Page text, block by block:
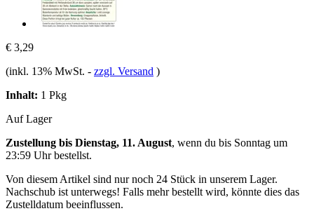
€ 3,29
(inkl. 13% MwSt. - zzgl. Versand )
Inhalt: 1 Pkg
Auf Lager
Zustellung bis Dienstag, 11. August, wenn du bis Sonntag um
23:59 Uhrbestellst.
Von diesem Artikel sind nur noch 24 Stück in unserem Lager.
Nachschub ist unterwegs! Falls mehr bestellt wird, könnte dies das
Zustelldatum beeinflussen.